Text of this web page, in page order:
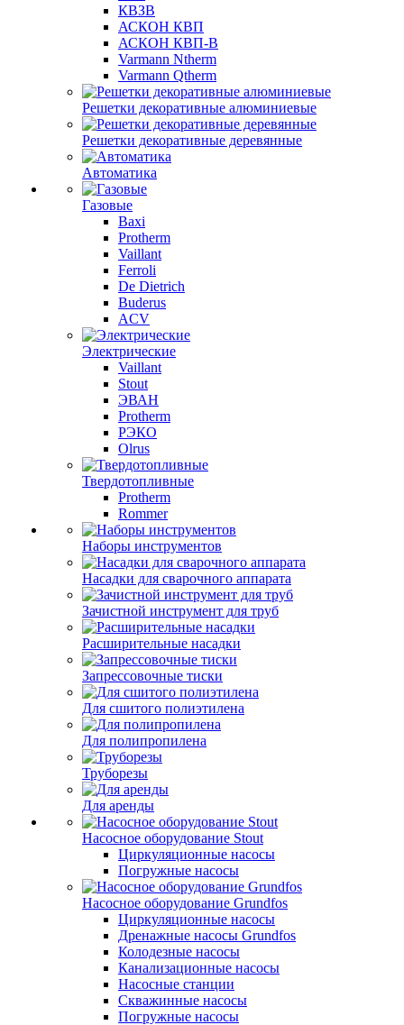
КВЗВ
АСКОН КВП
АСКОН КВП-В
Varmann Ntherm
Varmann Qtherm
Решетки декоративные алюминиевые
Решетки декоративные деревянные
Автоматика
Газовые
Baxi
Protherm
Vaillant
Ferroli
De Dietrich
Buderus
ACV
Электрические
Vaillant
Stout
ЭВАН
Protherm
РЭКО
Olrus
Твердотопливные
Protherm
Rommer
Наборы инструментов
Насадки для сварочного аппарата
Зачистной инструмент для труб
Расширительные насадки
Запрессовочные тиски
Для сшитого полиэтилена
Для полипропилена
Труборезы
Для аренды
Насосное оборудование Stout
Циркуляционные насосы
Погружные насосы
Насосное оборудование Grundfos
Циркуляционные насосы
Дренажные насосы Grundfos
Колодезные насосы
Канализационные насосы
Насосные станции
Скважинные насосы
Погружные насосы